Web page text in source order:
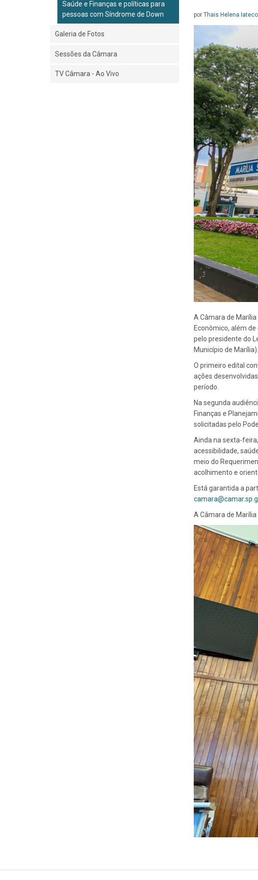
Saúde e Finanças e políticas para
pessoas com Síndrome de Down
Galeria de Fotos
Sessões da Câmara
TV Câmara - Ao Vivo
por Thais Helena
A Câmara de
Econômico, além
pelo presidente do
Município de Marília).
O primeiro edital
ações
período.
Na segunda
Finanças e
solicitadas pelo
Ainda na sexta-
acessibilidade,
meio do
acolhimento e
Está garantida a
A Câmara de